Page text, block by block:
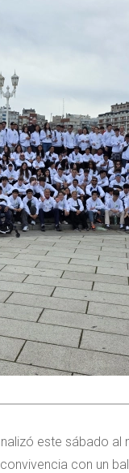
este sábado al
con un